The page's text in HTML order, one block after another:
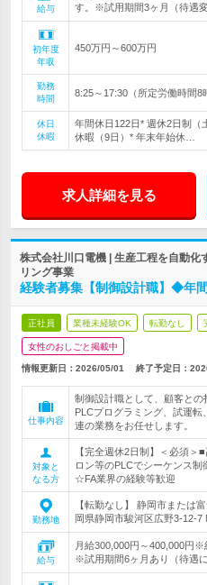
給与
す。※試用期間3ヶ月（待遇変
初年度
年収
450万円～600万円
勤務
時間
8:25～17:30（所定労働時間
休日
休暇
年間休日122日* 週休2日制（
休暇（9日）* 年末年始休…
求人詳細を見る
株式会社川口電機 | 生産工程を自動
リング事業
経験者募集【制御設計職】◆年
正社員 業種未経験OK 転勤なし
女性のおしごと掲載中
情報更新日：2026/05/01 終了予定日：
仕事内容
制御設計職として、顧客との
PLCプログラミング、試運
連の業務をお任せします。
対象と
なる方
【完全週休2日制】＜必須＞
ロン等のPLCでシーケンス
☆FA業界の経験等歓迎
勤務地
【転勤なし】 静岡市または
岡県静岡市駿河区広野3-12-7
給与
月給300,000円～400,000円
※試用期間6ヶ月あり（待遇に